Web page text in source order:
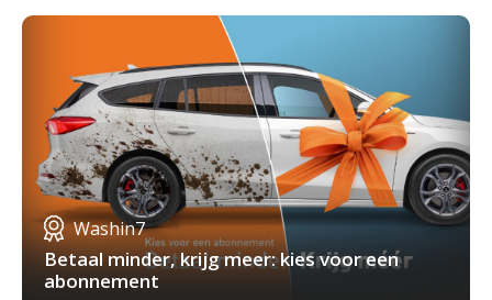
Washin7
Betaal minder, krijg meer: kies voor een
abonnement